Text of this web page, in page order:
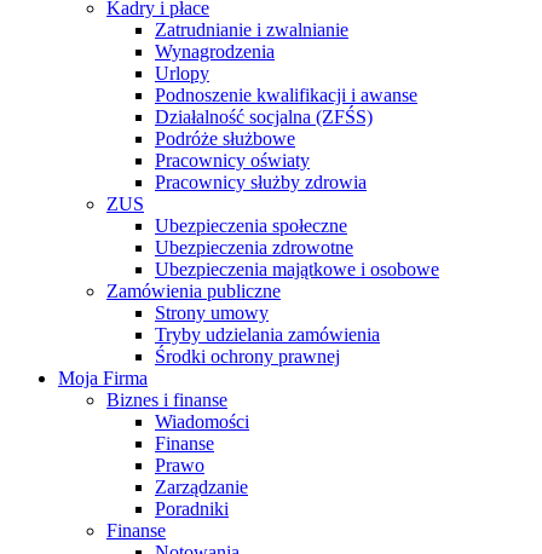
Kadry i płace
Zatrudnianie i zwalnianie
Wynagrodzenia
Urlopy
Podnoszenie kwalifikacji i awanse
Działalność socjalna (ZFŚS)
Podróże służbowe
Pracownicy oświaty
Pracownicy służby zdrowia
ZUS
Ubezpieczenia społeczne
Ubezpieczenia zdrowotne
Ubezpieczenia majątkowe i osobowe
Zamówienia publiczne
Strony umowy
Tryby udzielania zamówienia
Środki ochrony prawnej
Moja Firma
Biznes i finanse
Wiadomości
Finanse
Prawo
Zarządzanie
Poradniki
Finanse